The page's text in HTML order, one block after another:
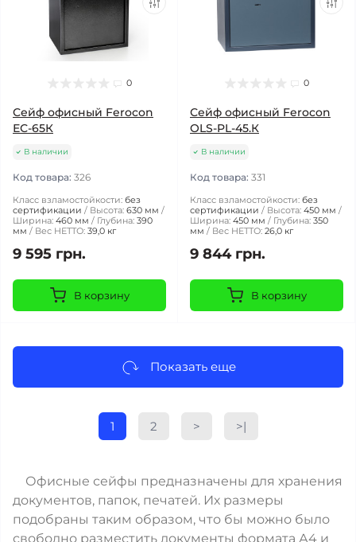
0
Сейф офисный Ferocon
ЕС-65К
В наличии
Код товара: 326
Класс взламостойкости: без
сертификации
Высота: 630 мм
Ширина: 460 мм Глубина: 390
мм
Вес НЕТТО: 39,0 кг
9 595 грн.
В корзину
0
Сейф офисный Ferocon
OLS-PL-45.К
В наличии
Код товара: 331
Класс взламостойкости: без
сертификации
Высота: 450 мм
Ширина: 450 мм Глубина: 350
мм
Вес НЕТТО: 26,0 кг
9 844 грн.
В корзину
Показать еще
1 2 > >|
Офисные сейфы предназначены для хранения
документов, папок, печатей. Их размеры
подобраны таким образом, что бы можно было
свободно разместить документы формата А4 и